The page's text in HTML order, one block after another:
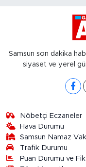
Samsun son dakika
siyaset ve yerel
Nöbetçi Eczaneler
Hava Durumu
Samsun Namaz
Trafik Durumu
Puan Durumu ve